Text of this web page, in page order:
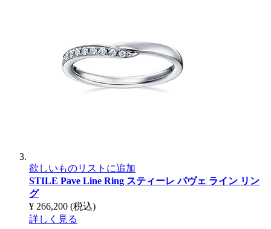
欲しいものリストに追加
STILE Pave Line Ring スティーレ パヴェ ライン リン
グ
¥ 266,200 (税込)
詳しく見る